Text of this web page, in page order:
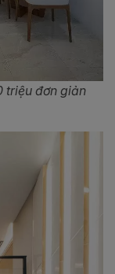
triệu đơn giản